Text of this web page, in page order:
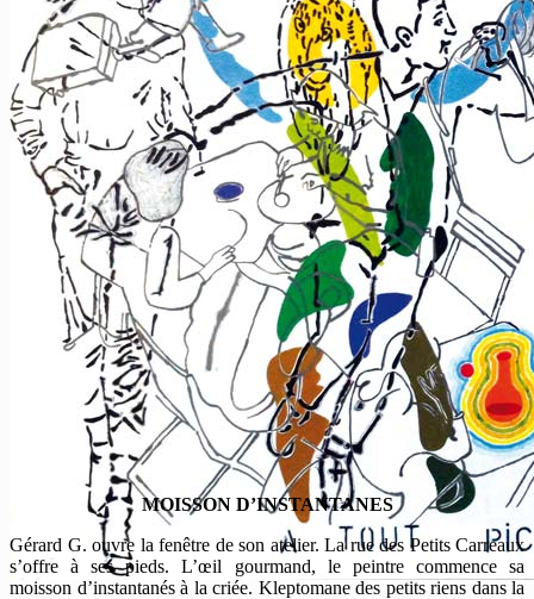
MOISSON D’INSTANTANES
Gérard G. ouvre la fenêtre de son atelier. La rue des Petits Carreaux
s’offre à ses pieds. L’œil gourmand, le peintre commence sa
moisson d’instantanés à la criée. Kleptomane des petits riens dans la